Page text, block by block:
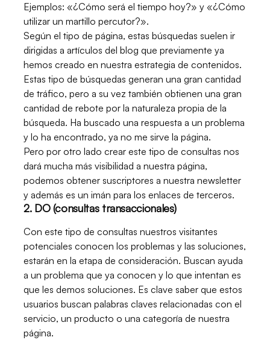
Ejemplos: «¿Cómo será el tiempo hoy?» y «¿Cómo
utilizar un martillo percutor?».
Según el tipo de página, estas búsquedas suelen ir
dirigidas a artículos del blog que previamente ya
hemos creado en nuestra estrategia de contenidos.
Estas tipo de búsquedas generan una gran cantidad
de tráfico, pero a su vez también obtienen una gran
cantidad de rebote por la naturaleza propia de la
búsqueda. Ha buscado una respuesta a un problema
y lo ha encontrado, ya no me sirve la página.
Pero por otro lado crear este tipo de consultas nos
dará mucha más visibilidad a nuestra página,
podemos obtener suscriptores a nuestra newsletter
y además es un imán para los enlaces de terceros.
2. DO (consultas transaccionales)
Con este tipo de consultas nuestros visitantes
potenciales conocen los problemas y las soluciones,
estarán en la etapa de consideración. Buscan ayuda
a un problema que ya conocen y lo que intentan es
que les demos soluciones. Es clave saber que estos
usuarios buscan palabras claves relacionadas con el
servicio, un producto o una categoría de nuestra
página.